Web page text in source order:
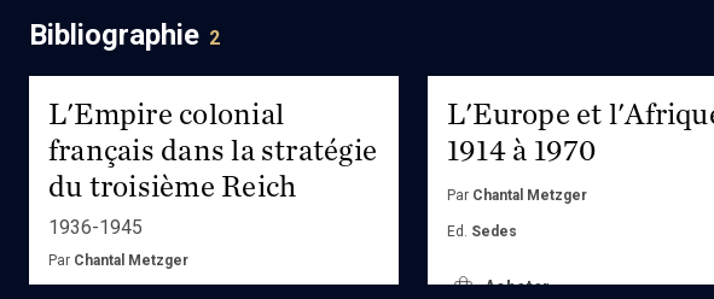
Bibliographie 2
L'Empire colonial
français dans la stratégie
du troisième Reich
1936-1945
Par Chantal Metzger
L'Europe et
1914 à 1970
Par Chantal Metzger
Ed. Sedes
Acheter